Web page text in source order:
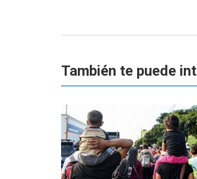
También te puede